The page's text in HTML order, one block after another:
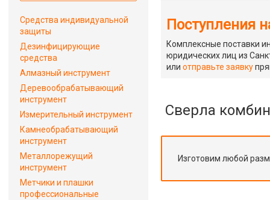
Поступления
Комплексные поставки
юридических лиц из
илиотправьте заявку
Сверла
Изготовим любой
Средства индивидуальной
защиты
Дезинфицирующие
средства
Алмазный инструмент
Деревообрабатывающий
инструмент
Измерительный инструмент
Камнеобрабатывающий
инструмент
Металлорежущий
инструмент
Метчики и плашки
профессиональные